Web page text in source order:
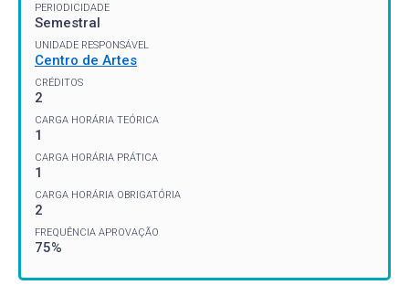
PERIODICIDADE
Semestral
UNIDADE RESPONSÁVEL
Centro de Artes
CRÉDITOS
2
CARGA HORÁRIA TEÓRICA
1
CARGA HORÁRIA PRÁTICA
1
CARGA HORÁRIA OBRIGATÓRIA
2
FREQUÊNCIA APROVAÇÃO
75%